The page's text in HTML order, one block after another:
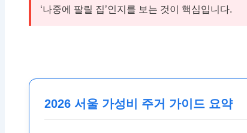
‘나중에 팔릴 집’인지를 보는 것이 핵심입니다.
2026 서울 가성비 주거 가이드 요약